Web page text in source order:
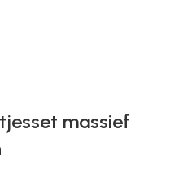
massief